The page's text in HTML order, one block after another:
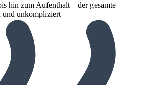
hin zum Aufenthalt – der gesamte
und unkompliziert